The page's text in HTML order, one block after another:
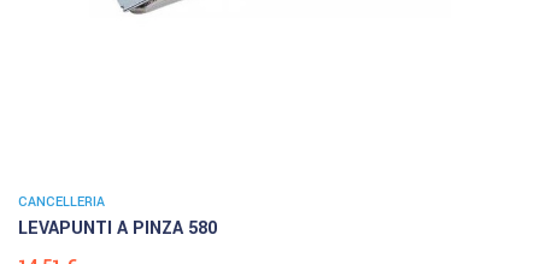
CANCELLERIA
LEVAPUNTI A PINZA 580